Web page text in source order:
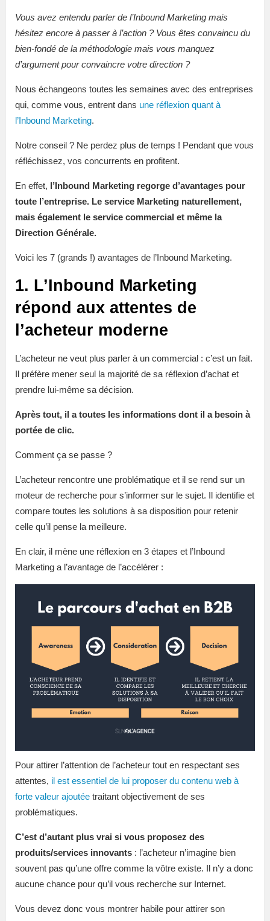
Vous avez entendu parler de l’Inbound Marketing mais
hésitez encore à passer à l’action ? Vous êtes convaincu du
bien-fondé de la méthodologie mais vous manquez
d’argument pour convaincre votre direction ?
Nous échangeons toutes les semaines avec des entreprises
qui, comme vous, entrent dans une réflexion quant à
l’Inbound Marketing.
Notre conseil ? Ne perdez plus de temps ! Pendant que vous
réfléchissez, vos concurrents en profitent.
En effet, l’Inbound Marketing regorge d’avantages pour
toute l’entreprise. Le service Marketing naturellement,
mais également le service commercial et même la
Direction Générale.
Voici les 7 (grands !) avantages de l’Inbound Marketing.
1. L’Inbound Marketing
répond aux attentes de
l’acheteur moderne
L’acheteur ne veut plus parler à un commercial : c’est un fait.
Il préfère mener seul la majorité de sa réflexion d’achat et
prendre lui-même sa décision.
Après tout, il a toutes les informations dont il a besoin à
portée de clic.
Comment ça se passe ?
L’acheteur rencontre une problématique et il se rend sur un
moteur de recherche pour s’informer sur le sujet. Il identifie et
compare toutes les solutions à sa disposition pour retenir
celle qu’il pense la meilleure.
En clair, il mène une réflexion en 3 étapes et l’Inbound
Marketing a l’avantage de l’accélérer :
Pour attirer l’attention de l’acheteur tout en respectant ses
attentes, il est essentiel de lui proposer du contenu web à
forte valeur ajoutée traitant objectivement de ses
problématiques.
C’est d’autant plus vrai si vous proposez des
produits/services innovants : l’acheteur n’imagine bien
souvent pas qu’une offre comme la vôtre existe. Il n’y a donc
aucune chance pour qu’il vous recherche sur Internet.
Vous devez donc vous montrer habile pour attirer son